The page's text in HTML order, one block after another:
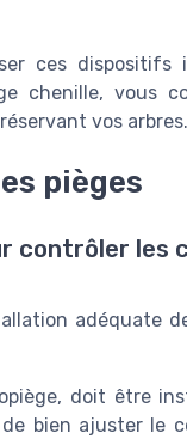
ces dispositifs
chenille, vous
vos arbres.
pièges
contrôler les
adéquate
doit être
bien ajuster le